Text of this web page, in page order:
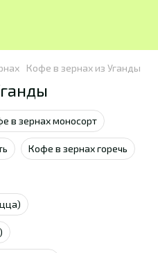
Кофе в зернах из Уганды
в зернах моносорт
Кофе в зернах горечь